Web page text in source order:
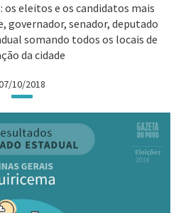
os eleitos e os candidatos mais
governador, senador, deputado
somando todos os locais de
da cidade
10/2018